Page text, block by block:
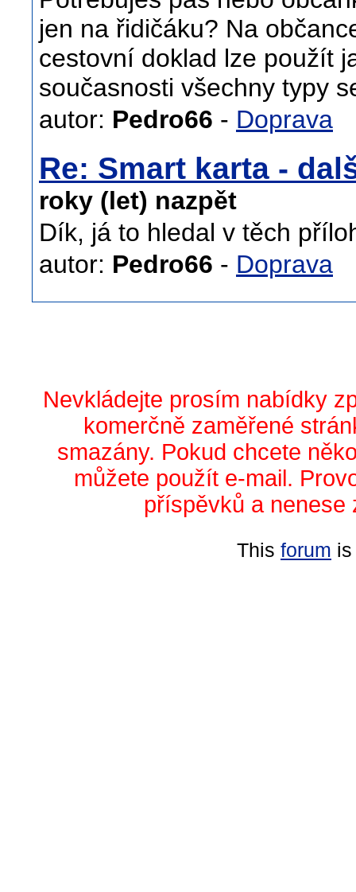
jen na řidičáku? Na
cestovní doklad lze použít
současnosti všechny typy
autor: Pedro66 - Doprava
Re: Smart karta -
roky (let) nazpět
Dík, já to hledal v těch
autor: Pedro66 - Doprava
Nevkládejte prosím nabídky
komerčně zaměřené
smazány. Pokud chcete
můžete použít e-mail.
příspěvků a nenese
This forum